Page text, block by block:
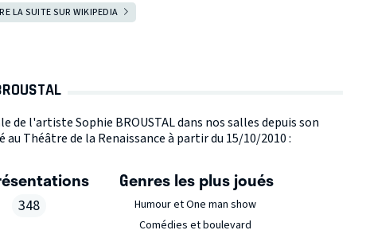
LA SUITE SUR WIKIPEDIA
l'artiste Sophie BROUSTAL dans nos salles depuis son
Théâtre de la Renaissance à partir du 15/10/2010 :
348
Genres les plus joués
Humour et One man show
Comédies et boulevard